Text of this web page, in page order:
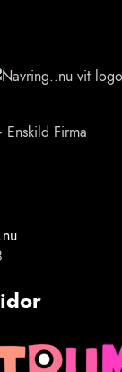
Enskild Firma